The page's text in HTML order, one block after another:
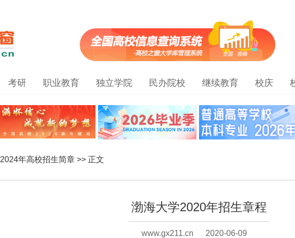
考研 职业教育 独立学院 民办院校 继续教育 校庆
2024年高校招生简章 >> 正文
渤海大学2020年招生章程
www.gx211.cn 2020-06-09